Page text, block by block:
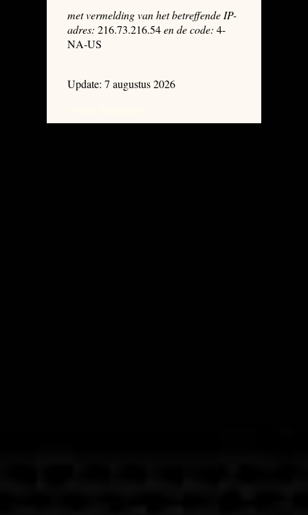
met vermelding van het betreffende IP-
adres: 216.73.216.54en de code: 4-
NA-US
Update: 7 augustus 2026